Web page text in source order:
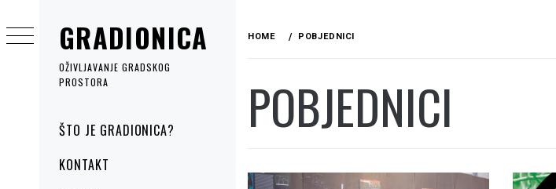
GRADIONICA
OŽIVLJAVANJE GRADSKOG
PROSTORA
Primary
MenuŠTO JE GRADIONICA?
KONTAKT
to
content
HOME POBJEDNICI
POBJEDNICI